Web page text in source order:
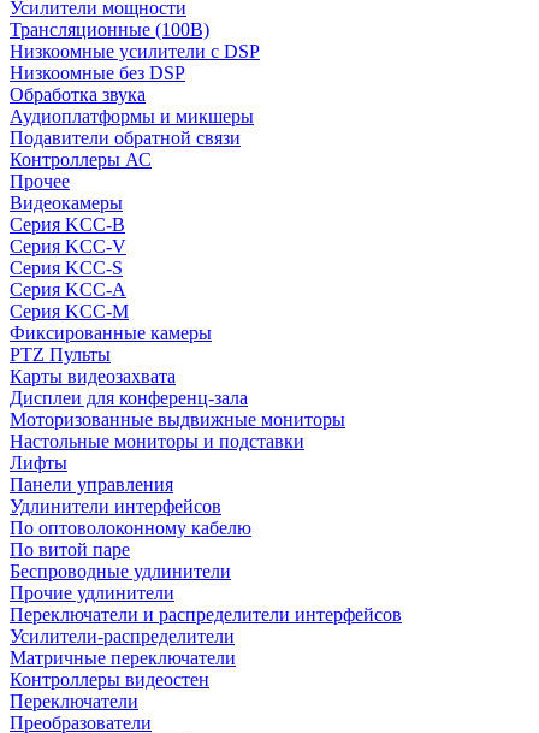
Усилители мощности
Трансляционные (100В)
Низкоомные усилители с DSP
Низкоомные без DSP
Обработка звука
Аудиоплатформы и микшеры
Подавители обратной связи
Контроллеры АС
Прочее
Видеокамеры
Серия KCC-B
Серия KCC-V
Серия KCC-S
Серия KCC-A
Серия KCC-M
Фиксированные камеры
PTZ Пульты
Карты видеозахвата
Дисплеи для конференц-зала
Моторизованные выдвижные мониторы
Настольные мониторы и подставки
Лифты
Панели управления
Удлинители интерфейсов
По оптоволоконному кабелю
По витой паре
Беспроводные удлинители
Прочие удлинители
Переключатели и распределители интерфейсов
Усилители-распределители
Матричные переключатели
Контроллеры видеостен
Переключатели
Преобразователи